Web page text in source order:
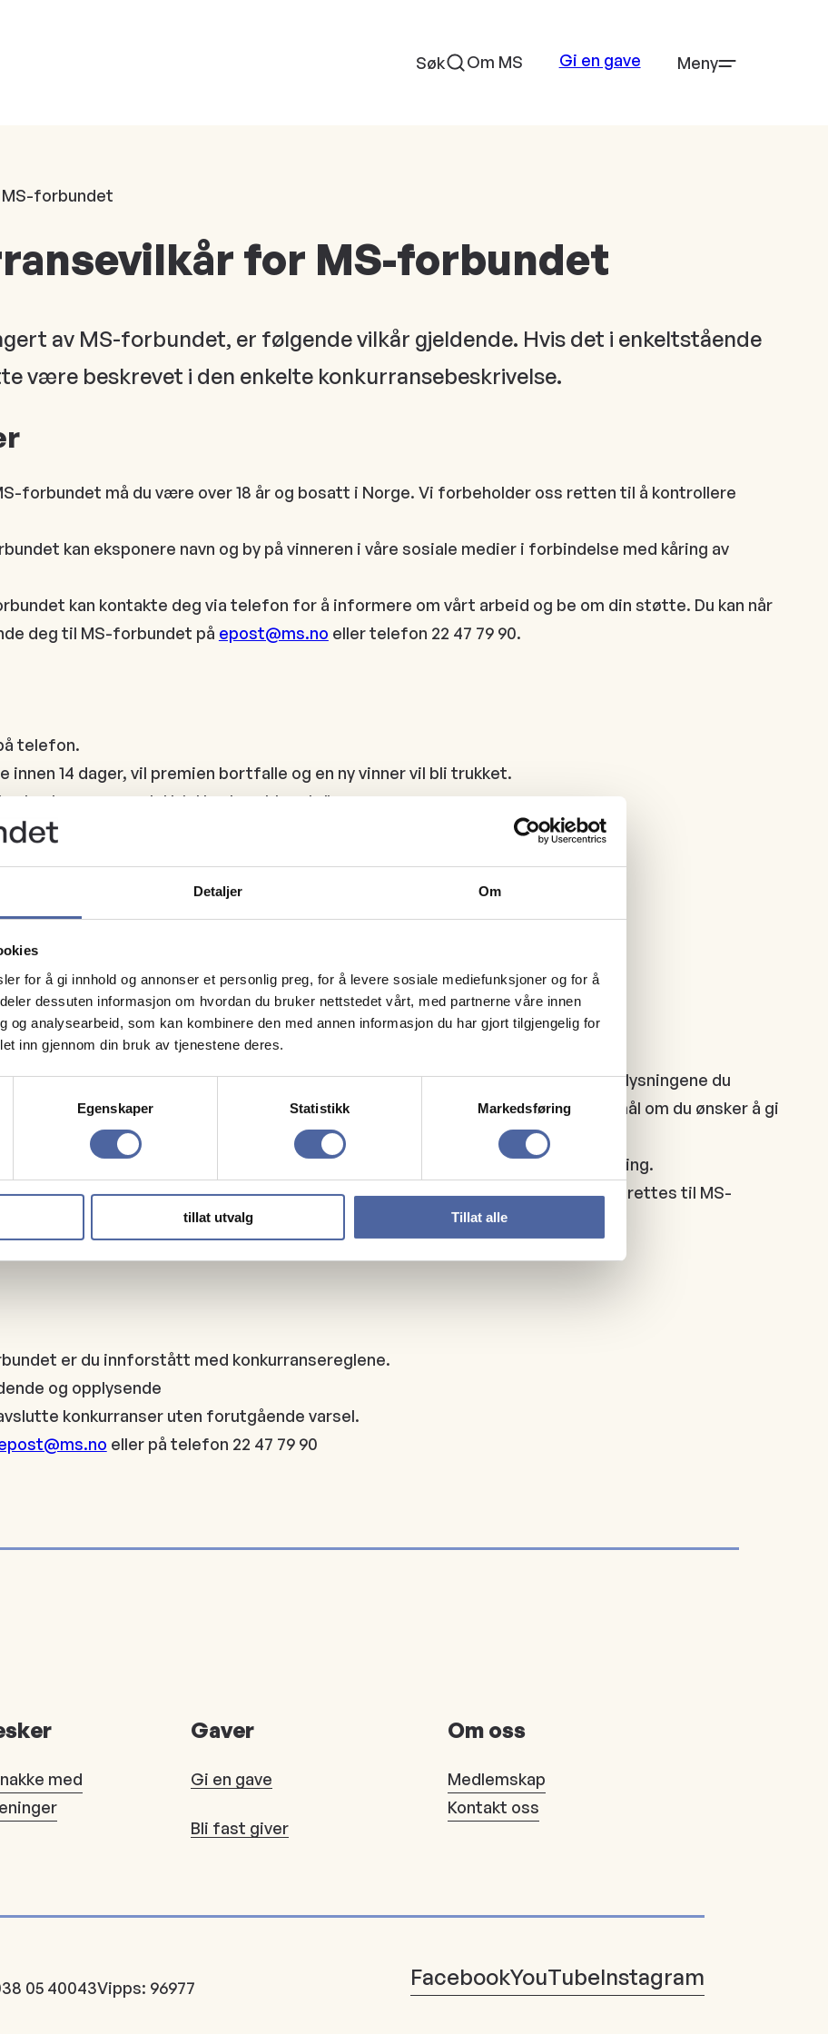
Detaljer Om
for å gi innhold og annonser et personlig preg, for å levere sosiale mediefunksjoner og for å
dessuten informasjon om hvordan du bruker nettstedet vårt, med partnerne våre innen
og analysearbeid, som kan kombinere den med annen informasjon du har gjort tilgjengelig for
inn gjennom din bruk av tjenestene deres.
Egenskaper Statistikk Markedsføring
tillat utvalg Tillat alle
Søk Om MS Gi en gave Meny
forbundet
for MS-forbundet
av MS-forbundet, er følgende vilkår gjeldende. Hvis det i enkeltstående
være beskrevet i den enkelte konkurransebeskrivelse.
forbundet må du være over 18 år og bosatt i Norge. Vi forbeholder oss retten til å kontrollere
kan eksponere navn og by på vinneren i våre sosiale medier i forbindelse med kåring av
kan kontakte deg via telefon for å informere om vårt arbeid og be om din støtte. Du kan når
deg til MS-forbundet på epost@ms.no eller telefon 22 47 79 90.
telefon.
innen 14 dager, vil premien bortfalle og en ny vinner vil bli trukket.
konkurransens slutt (etter hvert kvartal)
quizen.
er kontaktet.
omsettes til kontanter.
samtykke til at MS-forbundet kan registrere og lagre opplysningene dine. Opplysningene du
bli brukt til å kontakte deg i ettertid med informasjon om vårt arbeid og spørsmål om du ønsker å gi
blant annet ved å sikre alle opplysninger som blir utlevert ved påmelding.
lagret om deg. Henvendelser i forbindelse med innsyn i personopplysninger skal rettes til MS-
er du innforstått med konkurransereglene.
og opplysende
konkurranser uten forutgående varsel.
eller på telefon 22 47 79 90
med
Gaver
Gi en gave
Bli fast giver
Om oss
Medlemskap
Kontakt oss
05 40043Vipps: 96977 FacebookYouTubeInstagram